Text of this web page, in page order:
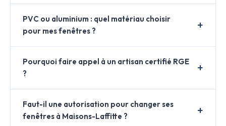
PVC ou aluminium : quel matériau choisir
pour mes fenêtres ?
Pourquoi faire appel à un artisan certifié RGE
?
Faut-il une autorisation pour changer ses
fenêtres à Maisons-Laffitte ?